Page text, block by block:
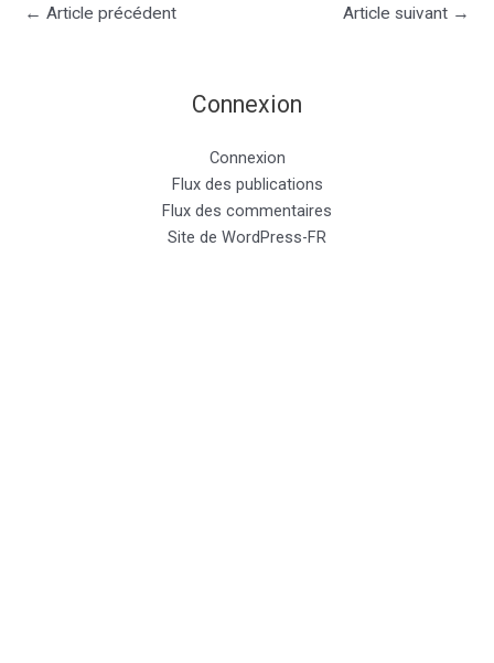
← Article précédent Article suivant →
Connexion
Connexion
Flux des publications
Flux des commentaires
Site de WordPress-FR